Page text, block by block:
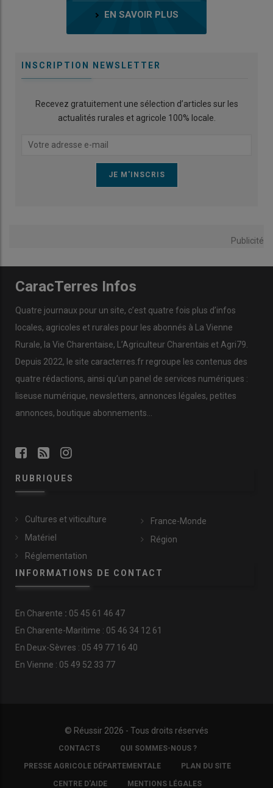
EN SAVOIR PLUS
INSCRIPTION NEWSLETTER
Recevez gratuitement une sélection d’articles sur les
actualités rurales et agricole 100% locale.
Publicité
CaracTerres Infos
Quatre journaux pour un site, c’est quatre fois plus d’infos
locales, agricoles et rurales pour les abonnés à La Vienne
Rurale, la Vie Charentaise, L’Agriculteur Charentais et Agri79.
Depuis 2022, le site caracterres.fr regroupe les contenus des
quatre rédactions, ainsi qu’un panel de services numériques :
liseuse numérique, newsletters, annonces légales, petites
annonces, boutique abonnements…
RUBRIQUES
Cultures et viticulture
Matériel
Réglementation
France-Monde
Région
INFORMATIONS DE CONTACT
En Charente : 05 45 61 46 47
En Charente-Maritime : 05 46 34 12 61
En Deux-Sèvres : 05 49 77 16 40
En Vienne : 05 49 52 33 77
© Réussir 2026 - Tous droits réservés
COPYRIGHTCONTACTS QUI SOMMES-NOUS ?
PRESSE AGRICOLE DÉPARTEMENTALE PLAN DU SITE
CENTRE D'AIDE MENTIONS LÉGALES